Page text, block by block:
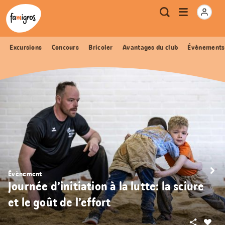
Signets
de
navigation
Header
Logo Métanavigation
RechercheOuvrir
Excursions Concours Bricoler Avantages du club
Évènement
Journée d’initiation à la lutte: la sciure
et le goût de l’effort
Partager